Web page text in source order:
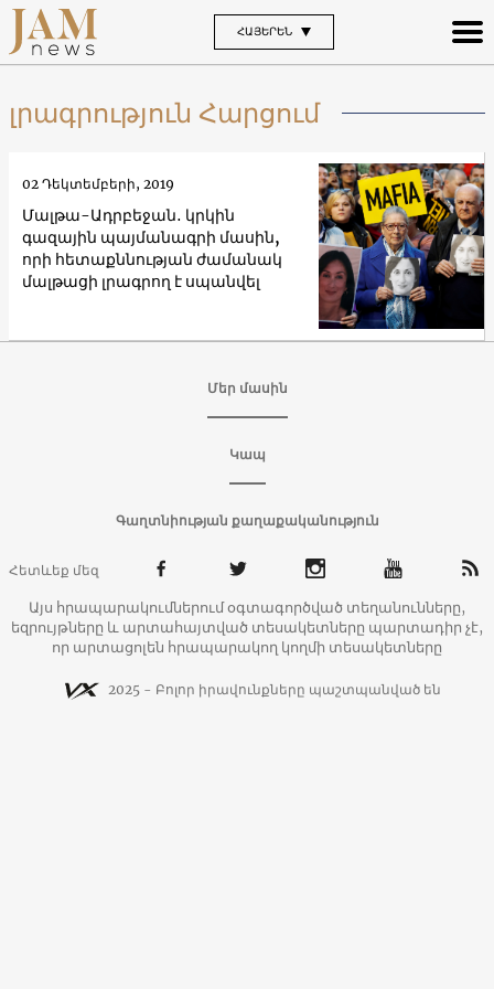
ՀԱՅԵՐԵՆ
լրագրություն Հարցում
Մալթա-Ադրբեջան․ կրկին
գազային պայմանագրի մասին,
որի հետաքննության ժամանակ
մալթացի լրագրող է սպանվել
02 Դեկտեմբերի, 2019
Մեր մասին
Կապ
Գաղտնիության քաղաքականություն
Հետևեք մեզ
Այս հրապարակումներում օգտագործված տեղանունները,
եզրույթները և արտահայտված տեսակետները պարտադիր չէ,
որ արտացոլեն հրապարակող կողմի տեսակետները
2025 - Բոլոր իրավունքները պաշտպանված են